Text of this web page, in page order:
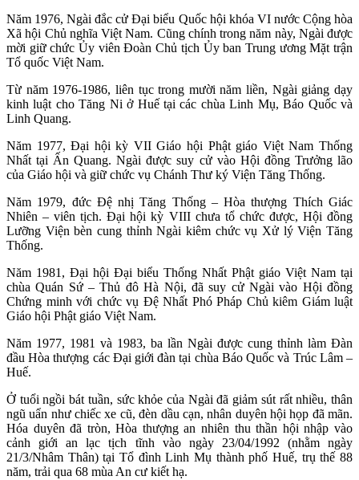
Năm 1976, Ngài đắc cử Đại biểu Quốc hội khóa VI nước Cộng hòa
Xã hội Chủ nghĩa Việt Nam. Cũng chính trong năm này, Ngài được
mời giữ chức Ủy viên Đoàn Chủ tịch Ủy ban Trung ương Mặt trận
Tổ quốc Việt Nam.
Từ năm 1976-1986, liên tục trong mười năm liền, Ngài giảng dạy
kinh luật cho Tăng Ni ở Huế tại các chùa Linh Mụ, Báo Quốc và
Linh Quang.
Năm 1977, Đại hội kỳ VII Giáo hội Phật giáo Việt Nam Thống
Nhất tại Ấn Quang. Ngài được suy cử vào Hội đồng Trưởng lão
của Giáo hội và giữ chức vụ Chánh Thư ký Viện Tăng Thống.
Năm 1979, đức Đệ nhị Tăng Thống – Hòa thượng Thích Giác
Nhiên – viên tịch. Đại hội kỳ VIII chưa tổ chức được, Hội đồng
Lưỡng Viện bèn cung thỉnh Ngài kiêm chức vụ Xử lý Viện Tăng
Thống.
Năm 1981, Đại hội Đại biểu Thống Nhất Phật giáo Việt Nam tại
chùa Quán Sứ – Thủ đô Hà Nội, đã suy cử Ngài vào Hội đồng
Chứng minh với chức vụ Đệ Nhất Phó Pháp Chủ kiêm Giám luật
Giáo hội Phật giáo Việt Nam.
Năm 1977, 1981 và 1983, ba lần Ngài được cung thỉnh làm Đàn
đầu Hòa thượng các Đại giới đàn tại chùa Báo Quốc và Trúc Lâm –
Huế.
Ở tuổi ngồi bát tuần, sức khỏe của Ngài đã giảm sút rất nhiều, thân
ngũ uẩn như chiếc xe cũ, đèn dầu cạn, nhân duyên hội họp đã mãn.
Hóa duyên đã tròn, Hòa thượng an nhiên thu thần hội nhập vào
cảnh giới an lạc tịch tĩnh vào ngày 23/04/1992 (nhằm ngày
21/3/Nhâm Thân) tại Tổ đình Linh Mụ thành phố Huế, trụ thế 88
năm, trải qua 68 mùa An cư kiết hạ.